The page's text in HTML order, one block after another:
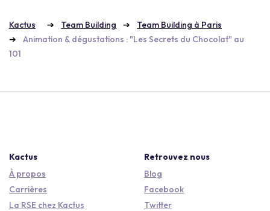
Kactus Team Building
Team Building à Paris
Animation & dégustations : "Les Secrets du Chocolat" au
101
Kactus
À propos
Carrières
La RSE chez Kactus
Retrouvez nous
Blog
Facebook
Twitter